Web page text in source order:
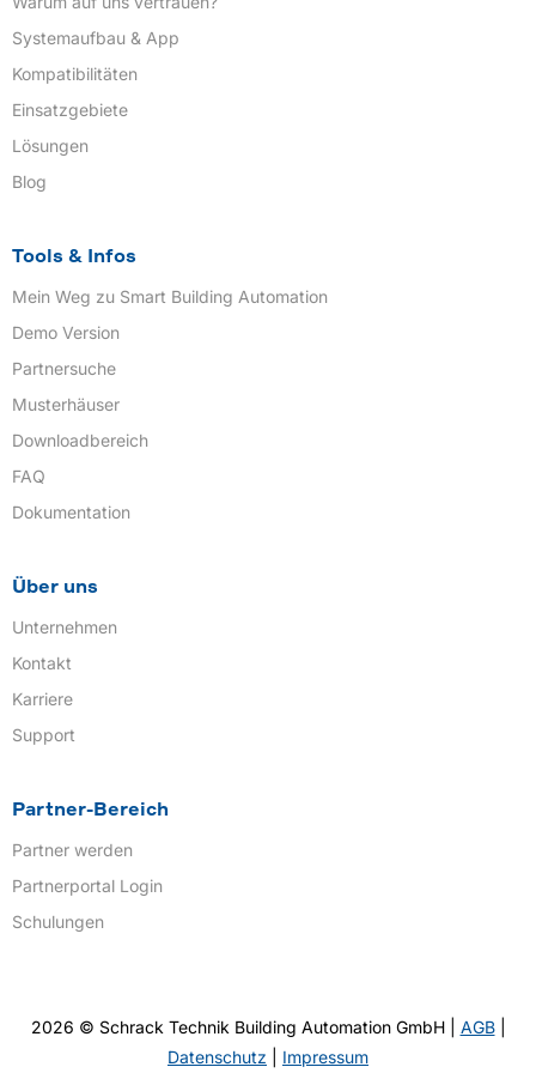
Systemaufbau & App
Kompatibilitäten
Einsatzgebiete
Lösungen
Blog
Tools & Infos
Mein Weg zu Smart Building Automation
Demo Version
Partnersuche
Musterhäuser
Downloadbereich
FAQ
Dokumentation
Über uns
Unternehmen
Kontakt
Karriere
Support
Partner-Bereich
Partner werden
Partnerportal Login
Schulungen
2026 © Schrack Technik Building Automation GmbH | AGB|
Datenschutz
Impressum